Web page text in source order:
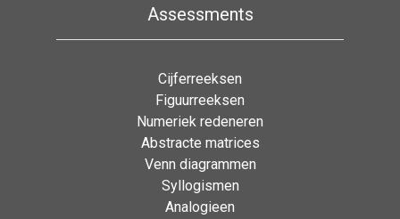
Assessments
Cijferreeksen
Figuurreeksen
Numeriek redeneren
Abstracte matrices
Venn diagrammen
Syllogismen
Analogieen